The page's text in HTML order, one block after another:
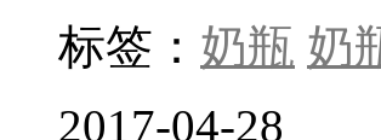
标签： 奶瓶 奶
2017-04-28